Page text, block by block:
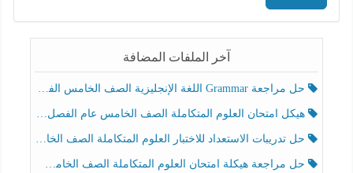
آخر الملفات المضافة
حل مراجعة Grammar اللغة الإنجليزية الصف الخامس الفصل الثالث
هيكل امتحان العلوم المتكاملة الصف الخامس عام الفصل الدراسي الثالث 2025-2026
حل تدريبات الاستعداد للاختبار العلوم المتكاملة الصف الخامس عام الفصل الثالث
حل مراجعة هيكلة امتحان العلوم المتكاملة الصف الخامس انسبير الفصل الثالث